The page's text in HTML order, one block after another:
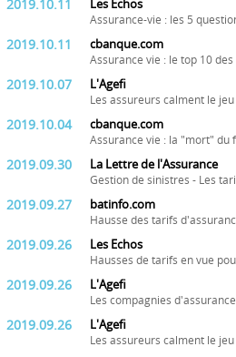
2019.10.11 Les Echos
Assurance-vie : les 5
2019.10.11 cbanque.com
Assurance vie : le top 10
2019.10.07 L'Agefi
Les assureurs calment le
2019.10.04 cbanque.com
Assurance vie : la "mort" du
2019.09.30 La Lettre de l'Assurance
Gestion de sinistres - Les
2019.09.27 batinfo.com
Hausse des tarifs
2019.09.26 Les Echos
Hausses de tarifs en vue
2019.09.26 L'Agefi
Les compagnies
2019.09.26 L'Agefi
Les assureurs calment le